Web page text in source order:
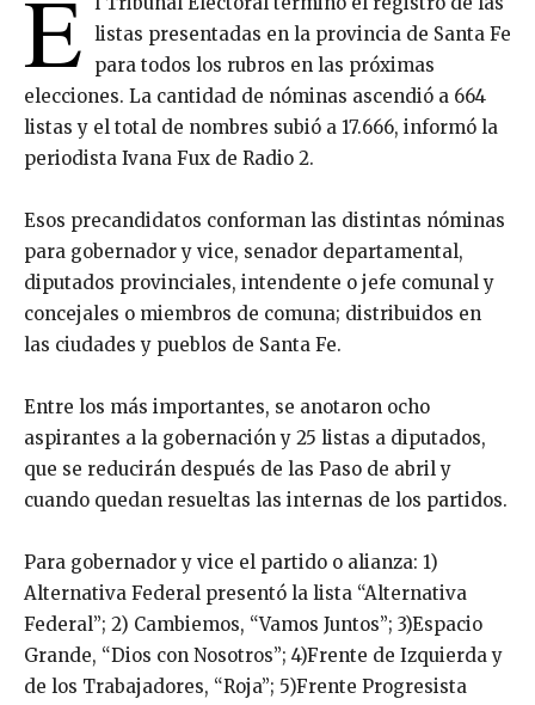
E listas presentadas en la provincia de Santa Fe
para todos los rubros en las próximas
elecciones. La cantidad de nóminas ascendió a 664
listas y el total de nombres subió a 17.666, informó la
periodista Ivana Fux de Radio 2.
Esos precandidatos conforman las distintas nóminas
para gobernador y vice, senador departamental,
diputados provinciales, intendente o jefe comunal y
concejales o miembros de comuna; distribuidos en
las ciudades y pueblos de Santa Fe.
Entre los más importantes, se anotaron ocho
aspirantes a la gobernación y 25 listas a diputados,
que se reducirán después de las Paso de abril y
cuando quedan resueltas las internas de los partidos.
Para gobernador y vice el partido o alianza: 1)
Alternativa Federal presentó la lista “Alternativa
Federal”; 2) Cambiemos, “Vamos Juntos”; 3)Espacio
Grande, “Dios con Nosotros”; 4)Frente de Izquierda y
de los Trabajadores, “Roja”; 5)Frente Progresista